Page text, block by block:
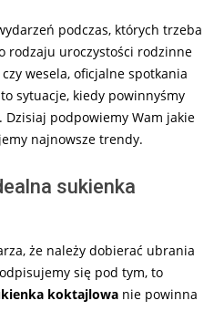
podczas, których trzeba
rodzaju uroczystości rodzinne
wesela, oficjalne spotkania
sytuacje, kiedy powinnyśmy
Dzisiaj podpowiemy Wam jakie
najnowsze trendy.
sukienka
że należy dobierać ubrania
się pod tym, to
koktajlowa nie powinna